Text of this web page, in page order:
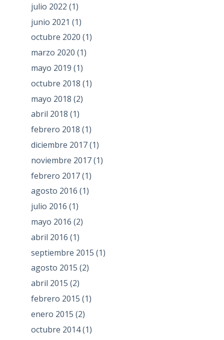
julio 2022 (1)
junio 2021 (1)
octubre 2020 (1)
marzo 2020 (1)
mayo 2019 (1)
octubre 2018 (1)
mayo 2018 (2)
abril 2018 (1)
febrero 2018 (1)
diciembre 2017(1)
noviembre 2017(1)
febrero 2017(1)
agosto 2016 (1)
julio 2016 (1)
mayo 2016 (2)
abril 2016 (1)
septiembre 2015 (1)
agosto 2015 (2)
abril 2015 (2)
febrero 2015 (1)
enero 2015 (2)
octubre 2014(1)